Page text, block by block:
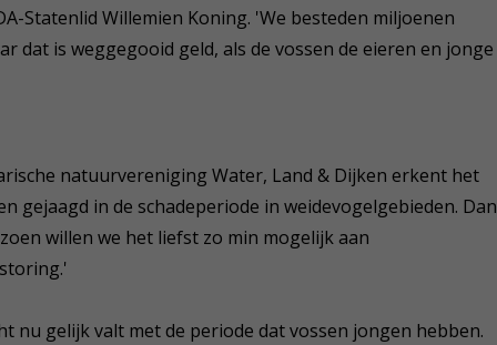
Statenlid Willemien Koning. 'We besteden miljoenen
dat is weggegooid geld, als de vossen de eieren en jonge
natuurvereniging Water, Land & Dijken erkent het
gejaagd in de schadeperiode in weidevogelgebieden. Dan
willen we het liefst zo min mogelijk aan
nu gelijk valt met de periode dat vossen jongen hebben.